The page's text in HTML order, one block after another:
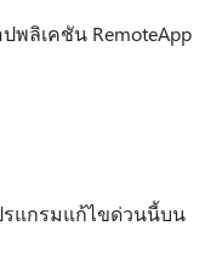
ลิเคชัน RemoteApp
แกรมแก้ไขด่วนนี้บน